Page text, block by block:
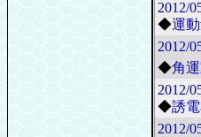
2012/
◆運
2012/
◆角
2012/
◆誘
2012/